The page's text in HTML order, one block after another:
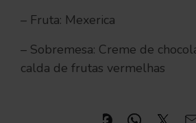
– Fruta: Mexerica
– Sobremesa: Creme de
calda de frutas vermelhas